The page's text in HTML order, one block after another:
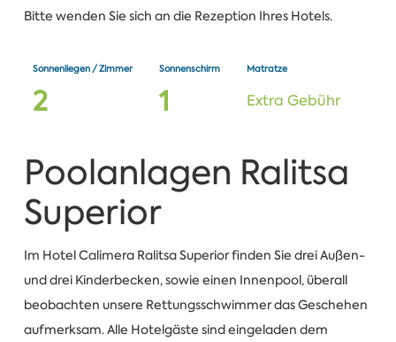
Bitte wenden Sie sich an die Rezeption Ihres Hotels.
Sonnenliegen / Zimmer
2
Sonnenschirm
1
Matratze
Extra Gebühr
Poolanlagen Ralitsa
Superior
Im Hotel Calimera Ralitsa Superior finden Sie drei Außen-
und drei Kinderbecken, sowie einen Innenpool, überall
beobachten unsere Rettungsschwimmer das Geschehen
aufmerksam. Alle Hotelgäste sind eingeladen dem